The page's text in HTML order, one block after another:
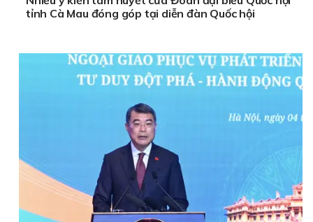
tỉnh Cà Mau đóng góp tại diễn đàn Quốc hội